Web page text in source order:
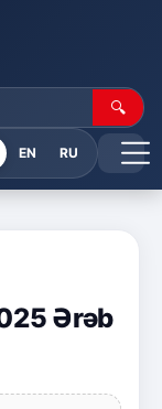
🔍
EN RU
Ərəb